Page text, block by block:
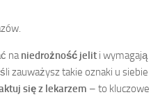
naniedrożność jelit i wymagają
zauważysz takie oznaki u siebie
się z lekarzem – to kluczowe